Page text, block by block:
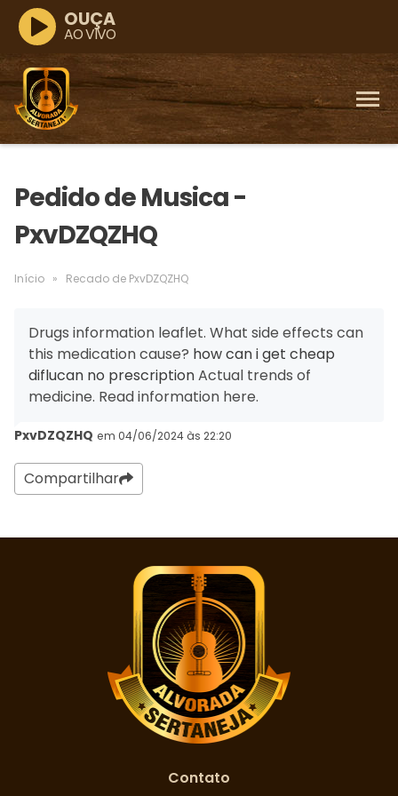
OUÇA
AO VIVO
Pedido de Musica -
PxvDZQZHQ
Início » Recado de PxvDZQZHQ
Drugs information leaflet. What side effects can
this medication cause? how can i get cheap
diflucan no prescriptionActual trends of
medicine. Read information here.
PxvDZQZHQ em 04/06/2024 às 22:20
Compartilhar
Contato